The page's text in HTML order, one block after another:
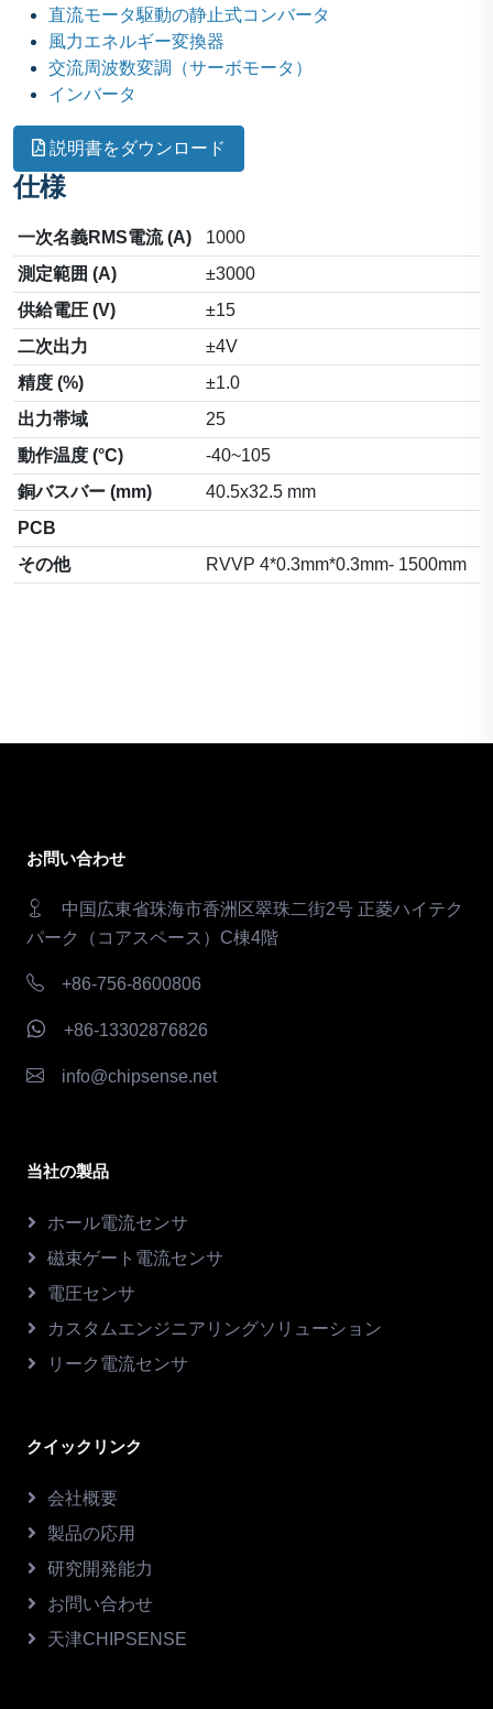
直流モータ駆動の静止式コンバータ
風力エネルギー変換器
交流周波数変調（サーボモータ）
インバータ
説明書をダウンロード
仕様
一次名義RMS電流 (A)
1000
測定範囲 (A)
±3000
供給電圧 (V)
±15
二次出力
±4V
精度 (%)
±1.0
出力帯域
25
動作温度 (°C)
-40~105
銅バスバー (mm)
40.5x32.5 mm
PCB
その他
RVVP 4*0.3mm*0.3mm- 1500mm
お問い合わせ
中国広東省珠海市香洲区翠珠二街2号 正菱ハイテク
パーク（コアスペース）C棟4階
+86-756-8600806
+86-13302876826
info@chipsense.net
当社の製品
ホール電流センサ
磁束ゲート電流センサ
電圧センサ
カスタムエンジニアリングソリューション
リーク電流センサ
クイックリンク
会社概要
製品の応用
研究開発能力
お問い合わせ
天津CHIPSENSE